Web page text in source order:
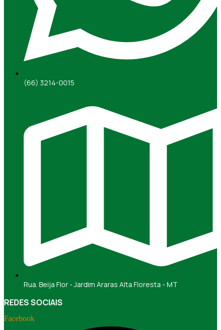
(66) 3214-0015
Rua. Beija Flor - Jardim Araras Alta Floresta - MT
REDES SOCIAIS
Facebook